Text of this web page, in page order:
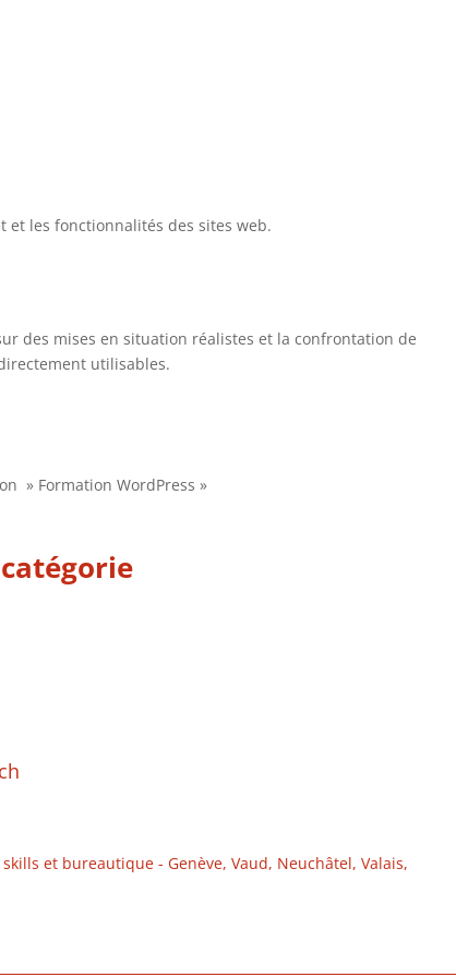
et les fonctionnalités des sites web.
des mises en situation réalistes et la confrontation de
utilisables.
» Formation WordPress »
et bureautique - Genève, Vaud, Neuchâtel, Valais,